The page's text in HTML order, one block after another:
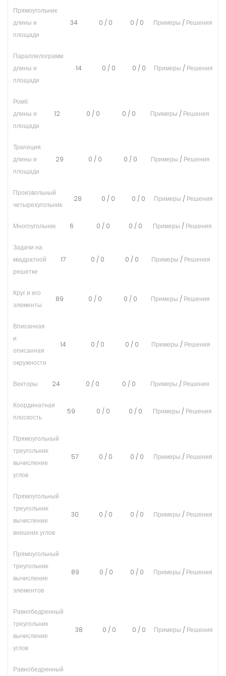
Прямоугольник:
длины и
площади
34 0 / 0 0 / 0 Примеры / Решения
Параллелограмм:
длины и
площади
14 0 / 0 0 / 0 Примеры / Решения
Ромб:
длины и
площади
12 0 / 0 0 / 0 Примеры / Решения
Трапеция:
длины и
площади
29 0 / 0 0 / 0 Примеры / Решения
Произвольный
четырехугольник
28 0 / 0 0 / 0 Примеры / Решения
Многоугольник 6 0 / 0 0 / 0 Примеры / Решения
Задачи на
квадратной
решетке
17 0 / 0 0 / 0 Примеры / Решения
Круг и его
элементы
89 0 / 0 0 / 0 Примеры / Решения
Вписанная
и
описанная
окружности
14 0 / 0 0 / 0 Примеры / Решения
Векторы 24 0 / 0 0 / 0 Примеры / Решения
Координатная
плоскость
59 0 / 0 0 / 0 Примеры / Решения
Прямоугольный
треугольник:
вычисление
углов
57 0 / 0 0 / 0 Примеры / Решения
Прямоугольный
треугольник:
вычисление
внешних углов
30 0 / 0 0 / 0 Примеры / Решения
Прямоугольный
треугольник:
вычисление
элементов
89 0 / 0 0 / 0 Примеры / Решения
Равнобедренный
треугольник:
вычисление
углов
38 0 / 0 0 / 0 Примеры / Решения
Равнобедренный